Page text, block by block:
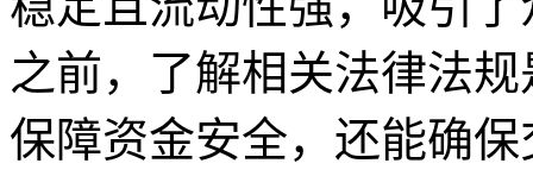
之前，了解相关法律法
保障资金安全，还能确